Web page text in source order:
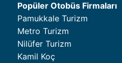
Popüler Otobüs Firmaları
Pamukkale Turizm
Metro Turizm
Nilüfer Turizm
Kamil Koç